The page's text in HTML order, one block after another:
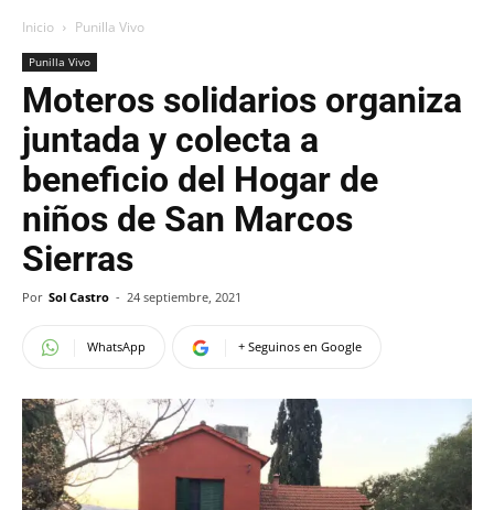
Inicio Punilla Vivo
Punilla Vivo
Moteros solidarios organiza
juntada y colecta a
beneficio del Hogar de
niños de San Marcos
Sierras
Por Sol Castro - 24 septiembre, 2021
WhatsApp + Seguinos en Google